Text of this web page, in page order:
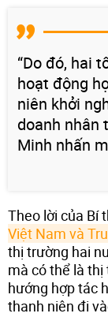
“Do đó, hai
hoạt động
niên khởi
doanh nhân
Minh nhấn
Theo lời của Bí
Việt Nam và
thị trường hai
mà có thể là
hướng hợp tác
thanh niên đi